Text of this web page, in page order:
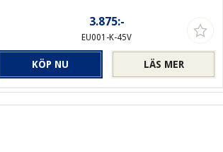
3.875:-
EU001-K-45V
LÄS MER
KÖP NU